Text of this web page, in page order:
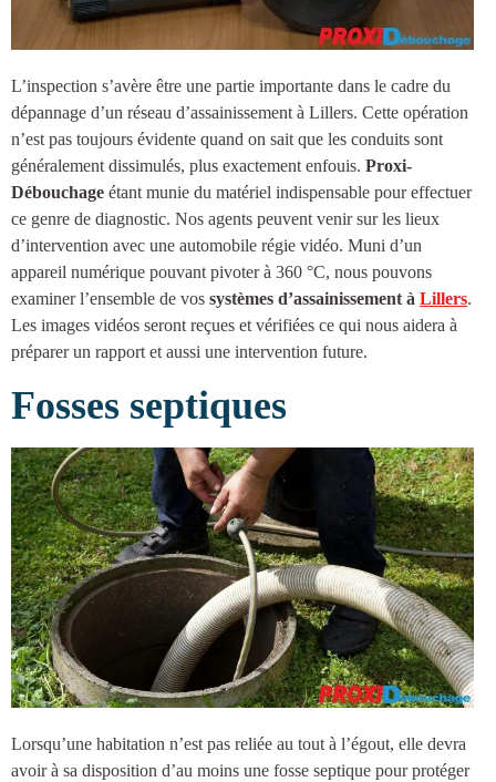
L’inspection s’avère être une partie importante dans le cadre du
dépannage d’un réseau d’assainissement à Lillers. Cette opération
n’est pas toujours évidente quand on sait que les conduits sont
généralement dissimulés, plus exactement enfouis. Proxi-
Débouchage étant munie du matériel indispensable pour effectuer
ce genre de diagnostic. Nos agents peuvent venir sur les lieux
d’intervention avec une automobile régie vidéo. Muni d’un
appareil numérique pouvant pivoter à 360 °C, nous pouvons
examiner l’ensemble de vos systèmes d’assainissement à Lillers.
Les images vidéos seront reçues et vérifiées ce qui nous aidera à
préparer un rapport et aussi une intervention future.
Fosses septiques
Lorsqu’une habitation n’est pas reliée au tout à l’égout, elle devra
avoir à sa disposition d’au moins une fosse septique pour protéger